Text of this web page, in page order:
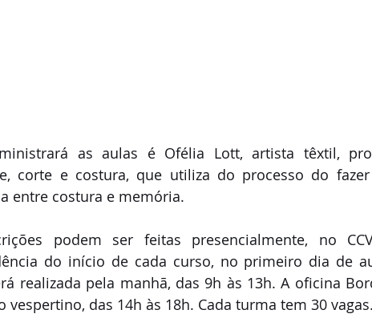
as aulas é Ofélia Lott, artista têxtil,
corte e costura, que utiliza do processo do
entre costura e memória.
podem ser feitas presencialmente, no
do início de cada curso, no primeiro dia de
realizada pela manhã, das 9h às 13h. A oficina
vespertino, das 14h às 18h. Cada turma tem 30 vagas.